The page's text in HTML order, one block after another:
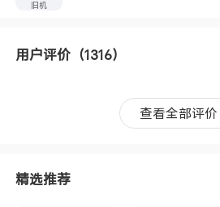
旧机
用户评价 （1316）
查看全部评价
精选推荐